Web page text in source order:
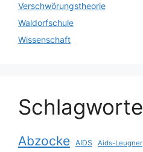
Verschwörungstheorie
Waldorfschule
Wissenschaft
Schlagworte
Abzocke AIDS Aids-Leugner